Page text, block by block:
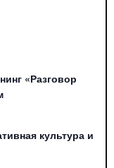
«Разговор
культура и